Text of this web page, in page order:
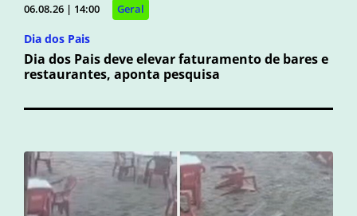
06.08.26 | 14:00 Geral
Dia dos Pais
Dia dos Pais deve elevar faturamento de bares e
restaurantes, aponta pesquisa